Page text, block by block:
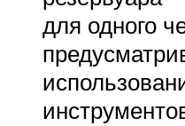
для одного